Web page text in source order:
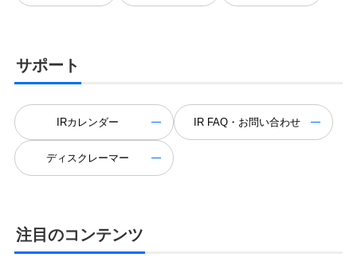
サポート
IRカレンダー IR FAQ・お問い合わせ
ディスクレーマー
注目のコンテンツ